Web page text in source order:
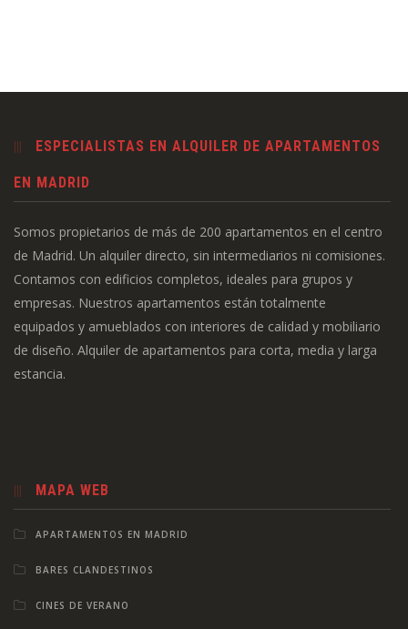
ESPECIALISTAS EN ALQUILER DE APARTAMENTOS
EN MADRID
Somos propietarios de más de 200 apartamentos en el centro
de Madrid. Un alquiler directo, sin intermediarios ni comisiones.
Contamos con edificios completos, ideales para grupos y
empresas. Nuestros apartamentos están totalmente
equipados y amueblados con interiores de calidad y mobiliario
de diseño. Alquiler de apartamentos para corta, media y larga
estancia.
MAPA WEB
APARTAMENTOS EN MADRID
BARES CLANDESTINOS
CINES DE VERANO